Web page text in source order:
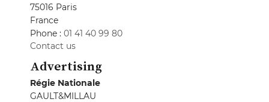
75016 Paris
France
Phone : 01 41 40 99 80
Contact us
Advertising
Régie Nationale
GAULT&MILLAU